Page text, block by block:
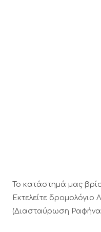
Το κατάστημά μας
Εκτελείτε δρομολόγιο
(Διασταύρωση